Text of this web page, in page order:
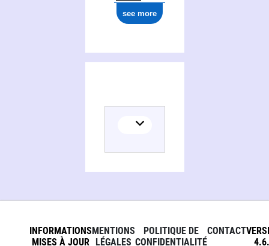
see more
INFORMATIONS
MISES À JOUR
MENTIONS
LÉGALES
POLITIQUE DE
CONFIDENTIALITÉ
CONTACT